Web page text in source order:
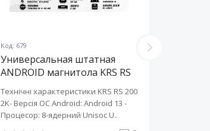
Код: 679
Универсальная штатная
ANDROID магнитола KRS RS
Технічні характеристики KRS RS 200
2K- Версія ОС Android: Android 13 ​-
Процесор: 8-ядерний Unisoc U..